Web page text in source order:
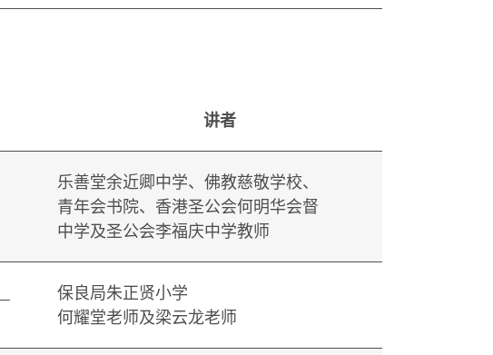
讲者
乐善堂余近卿中学、佛教慈敬学校、
青年会书院、香港圣公会何明华会督
中学及圣公会李福庆中学教师
保良局朱正贤小学
何耀堂老师及梁云龙老师